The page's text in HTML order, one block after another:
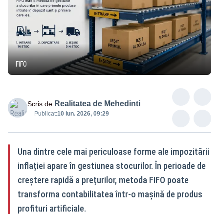
FIFO
Scris de Realitatea de Mehedinti
Publicat:10 iun. 2026, 09:29
Una dintre cele mai periculoase forme ale impozitării
inflației apare în gestiunea stocurilor. În perioade de
creștere rapidă a prețurilor, metoda FIFO poate
transforma contabilitatea într-o mașină de produs
profituri artificiale.